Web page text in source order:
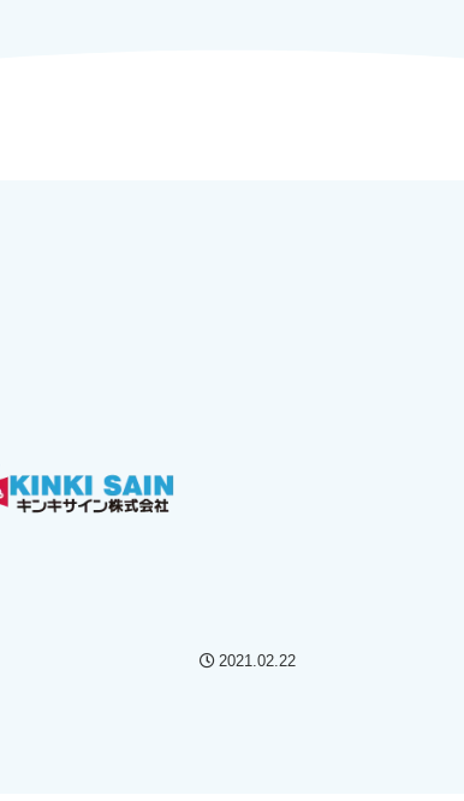
2021.02.22